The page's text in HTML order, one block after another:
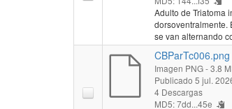
Adulto de Triatoma
dorsoventralmente.
se van alternando
CBParTc006.png
Imagen PNG- 3.8
Publicado 5 jul.
4 Descargas
MD5: 7dd...45e